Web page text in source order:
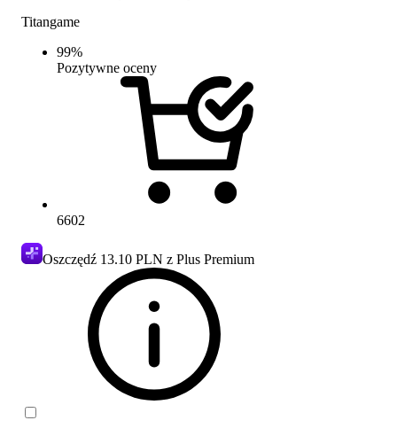
Titangame
99%
Pozytywne oceny
6602
Oszczędź 13.10 PLN z Plus Premium